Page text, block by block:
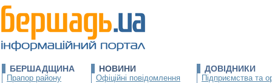
БЕРШАДЩИНА
Прапор району
НОВИНИ
Офіційні повідомлення
ДОВІДНИКИ
Підприємства та